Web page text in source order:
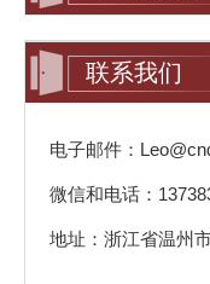
联系我们
电子邮件：
微信和电话：
地址：浙江省温州